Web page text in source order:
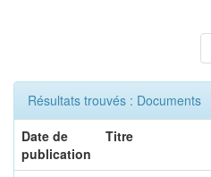
Résultats trouvés : Documents
Date de
publication
Titre